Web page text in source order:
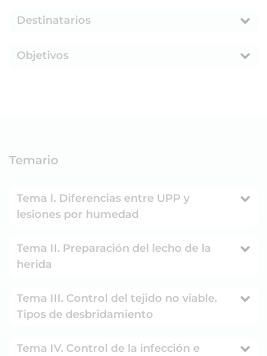
Destinatarios
Objetivos
Temario
Tema I. Diferencias entre UPP y
lesiones por humedad
Tema II. Preparación del lecho de la
herida
Tema III. Control del tejido no viable.
Tipos de desbridamiento
Tema IV. Control de la infección e